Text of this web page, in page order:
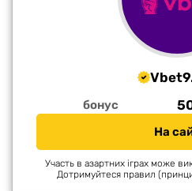
Vbet
бонус
На
Участь в азартних іграх може
Дотримуйтеся правил